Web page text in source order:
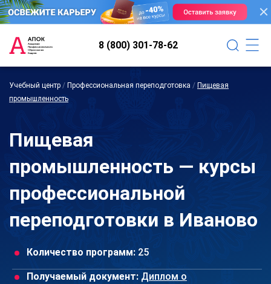
8 (800) 301-78-62
Учебный центр / Профессиональная переподготовка / Пищевая
промышленность
Пищевая
промышленность — курсы
профессиональной
переподготовки в Иваново
Количество программ: 25
Получаемый документ: Диплом о